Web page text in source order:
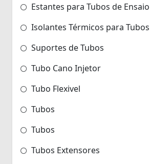
Estantes para Tubos de Ensaio
Isolantes Térmicos para Tubos
Suportes de Tubos
Tubo Cano Injetor
Tubo Flexivel
Tubos
Tubos
Tubos Extensores